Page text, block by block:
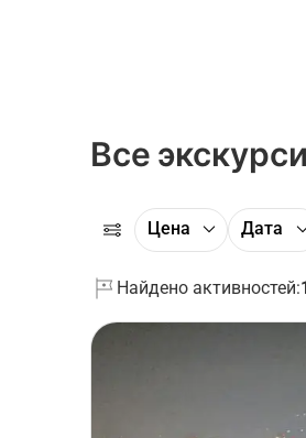
Все
Цена Дата
Найдено активностей: